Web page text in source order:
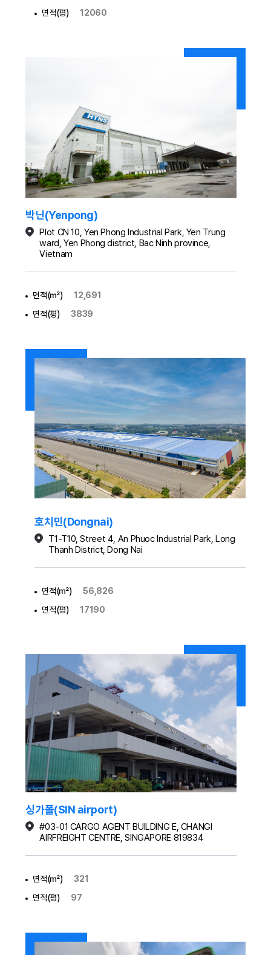
면적(평)
12060
박닌(Yenpong)
Plot CN 10, Yen Phong Industrial Park, Yen Trung
ward, Yen Phong district, Bac Ninh province,
Vietnam
면적(㎡)
12,691
면적(평)
3839
호치민(Dongnai)
T1-T10, Street 4, An Phuoc Industrial Park, Long
Thanh District, Dong Nai
면적(㎡)
56,826
면적(평)
17190
싱가폴(SIN airport)
#03-01 CARGO AGENT BUILDING E, CHANGI
AIRFREIGHT CENTRE, SINGAPORE 819834
면적(㎡)
321
면적(평)
97